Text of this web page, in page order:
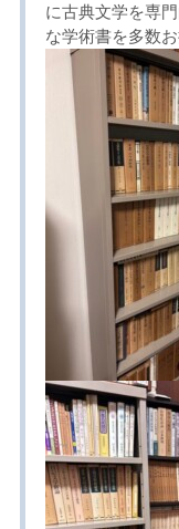
に古典文学を専
な学術書を多数お